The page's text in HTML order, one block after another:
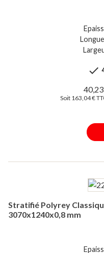

Soit 163,04 €
Stratifié Polyrey
3070x1240x0,8 mm